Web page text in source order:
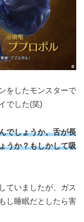
をしたモンスターで
でした(笑)
でしょうか。舌が長
うか？もしかして吸
ていましたが、ガス
し睡眠だとしたら害